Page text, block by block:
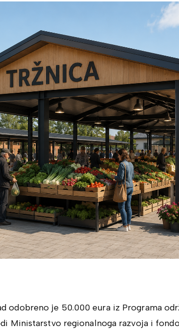
odobreno je 50.000 eura iz Programa
Ministarstvo regionalnoga razvoja i